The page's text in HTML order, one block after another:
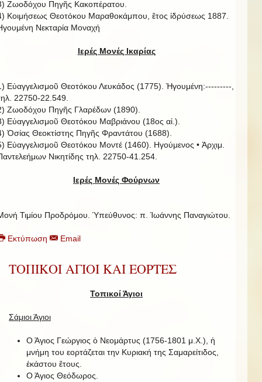
Ζωοδόχου Πηγῆς Κακοπέρατου.
Κοιμήσεως Θεοτόκου Μαραθοκάμπου, ἔτος ἱδρύσεως 1887.
Νεκταρία Μοναχή
Ιερές Μονές Ικαρίας
Εὐαγγελισμοῦ Θεοτόκου Λευκάδος (1775). Ἡγουμένη:---------,
22750-22.549.
Ζωοδόχου Πηγῆς Γλαρέδων (1890).
Εὐαγγελισμοῦ Θεοτόκου Μαβριάνου (18ος αἰ.).
Ὁσίας Θεοκτίστης Πηγῆς Φραντάτου (1688).
Εὐαγγελισμοῦ Θεοτόκου Μοντέ (1460). Ηγούμενος • Ἀρχιμ.
Νικητίδης τηλ. 22750-41.254.
Ιερές Μονές Φούρνων
Τιμίου Προδρόμου. Ὑπεύθυνος: π. Ἰωάννης Παναγιώτου.
Εκτύπωση Email
ΤΟΠΙΚΟΙ ΑΓΙΟΙ ΚΑΙ ΕΟΡΤΕΣ
Τοπικοί Άγιοι
Σάμιοι Άγιοι
Ο Άγιος Γεώργιος ὁ Νεομάρτυς (1756-1801 μ.Χ.), ἡ
μνήμη του εορτάζεται την Κυριακή της Σαμαρείτιδος,
ἑκάστου ἔτους.
Ο Άγιος Θεόδωρος.